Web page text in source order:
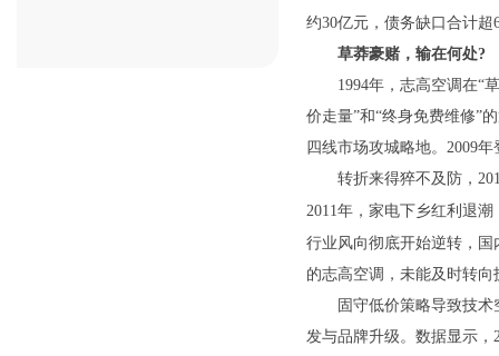
约30亿元，债务缺口合计
草莽豪赌，输在何处?
1994年，志高空调在“草
价走量”和“终身免费维修”
四线市场攻城略地。2009
转折来得猝不及防，
2011年，家电下乡红利退
行业风向彻底开始逆转，
的志高空调，未能及时转
固守低价策略导致技术空
发与品牌升级。数据显示，